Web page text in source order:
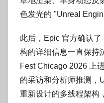
色发光的 "Unreal
此后，Epic 官方确认
构的详细信息一直保持
Fest Chicago 2026 上
的采访和分析师推测，
重新设计的多线程架构